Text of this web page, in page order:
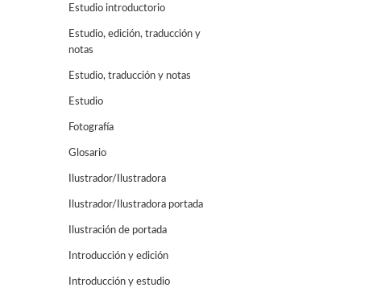
Estudio introductorio
Estudio, edición, traducción y
notas
Estudio, traducción y notas
Estudio
Fotografía
Glosario
Ilustrador/Ilustradora
Ilustrador/Ilustradora portada
Ilustración de portada
Introducción y edición
Introducción y estudio